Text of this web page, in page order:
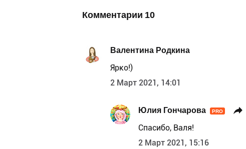
Комментарии 10
Валентина Родкина
Ярко!)
2 Март 2021, 14:01
Юлия Гончарова PRO
Спасибо, Валя!
2 Март 2021, 15:16